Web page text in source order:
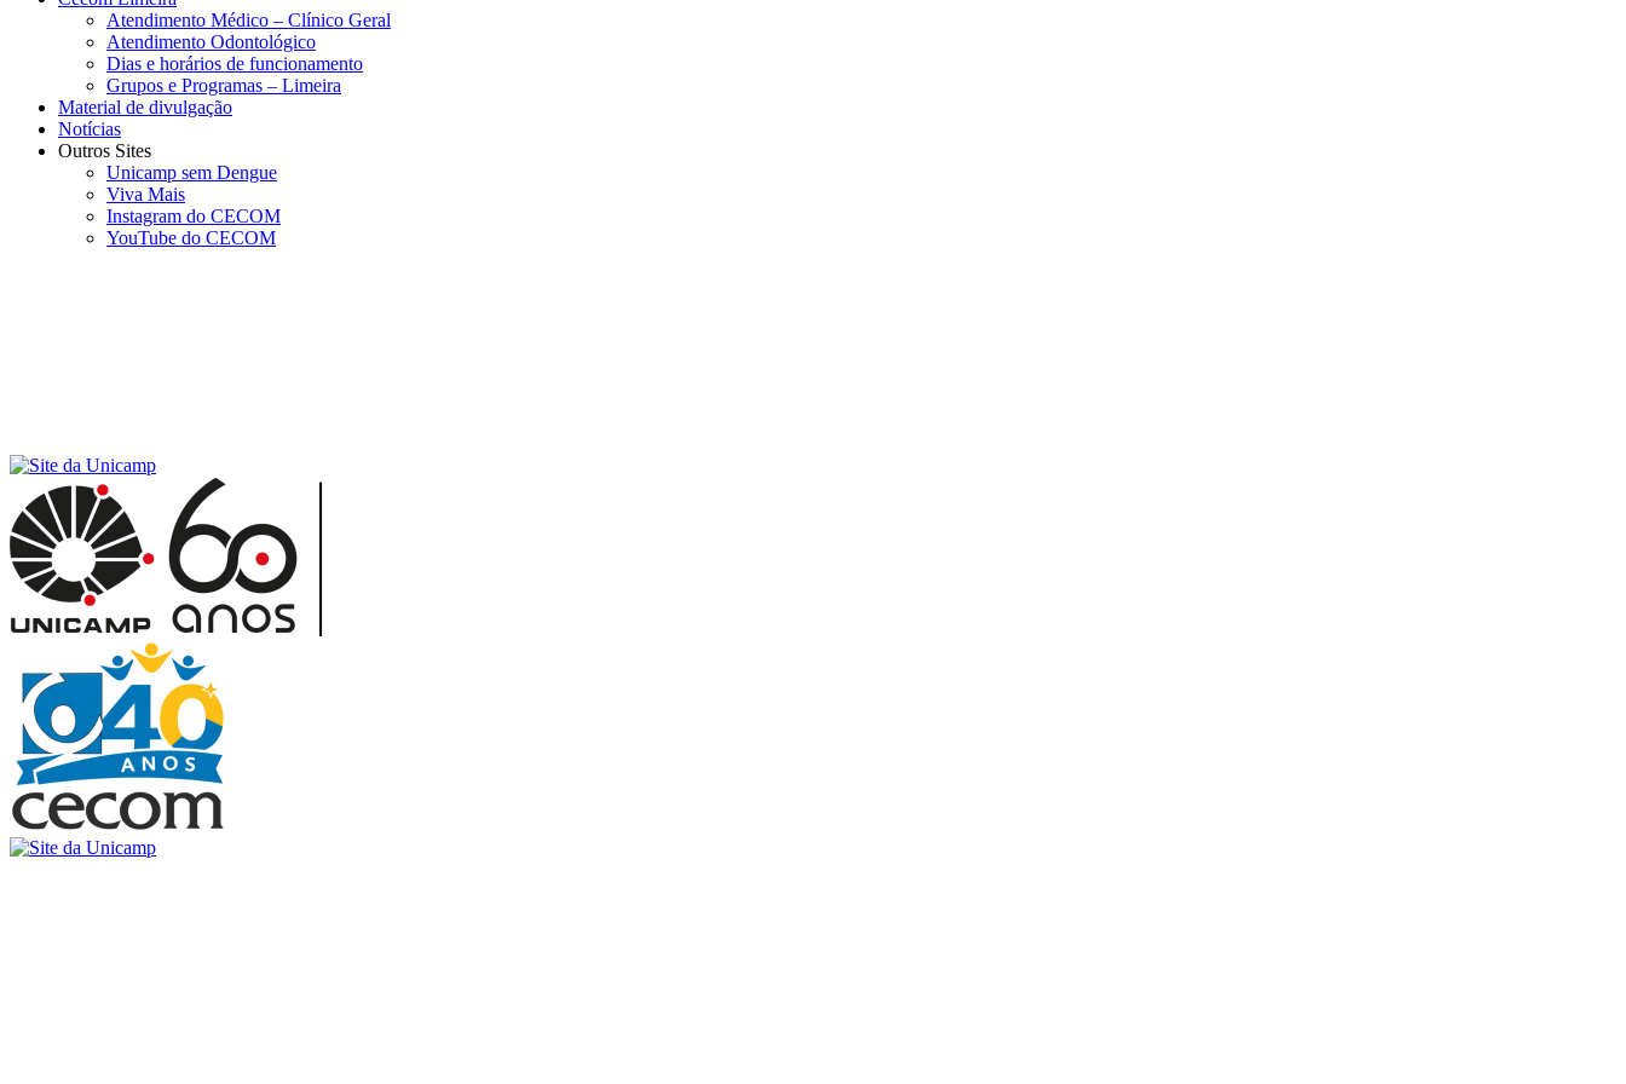
Atendimento Médico – Clínico Geral
Atendimento Odontológico
Dias e horários de funcionamento
Grupos e Programas – Limeira
Material de divulgação
Notícias
Outros Sites
Unicamp sem Dengue
Viva Mais
Instagram do CECOM
YouTube do CECOM